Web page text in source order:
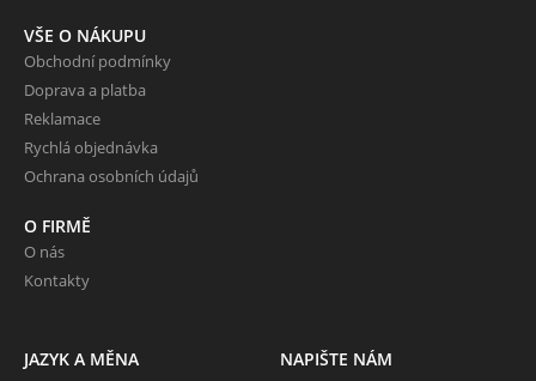
VŠE O NÁKUPU
Obchodní podmínky
Doprava a platba
Reklamace
Rychlá objednávka
Ochrana osobních údajů
O FIRMĚ
O nás
Kontakty
JAZYK A MĚNA NAPIŠTE NÁM